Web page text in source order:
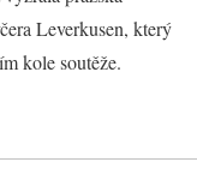
Leverkusen, který
kole soutěže.